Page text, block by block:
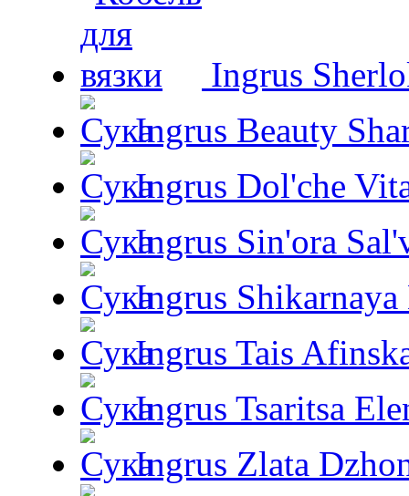
Ingrus
Ingrus Beauty
Ingrus Dol'che
Ingrus Sin'ora
Ingrus Shikarnaya
Ingrus Tais
Ingrus Tsaritsa
Ingrus Zlata